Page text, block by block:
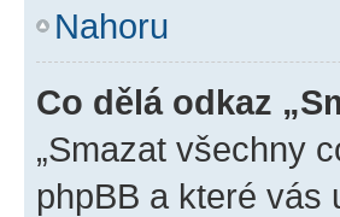
Nahoru
Co dělá odkaz
„Smazat všechny
phpBB a které vás